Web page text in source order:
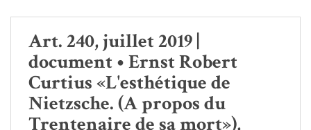
Art. 240, juillet 2019 |
document • Ernst Robert
Curtius «L'esthétique de
Nietzsche. (A propos du
Trentenaire de sa mort»),